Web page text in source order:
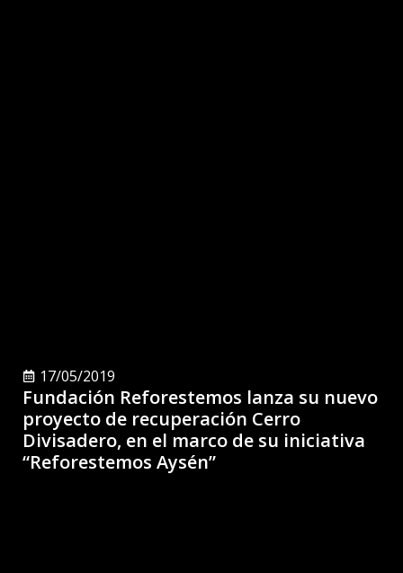
17/05/2019
Fundación Reforestemos lanza su nuevo
proyecto de recuperación Cerro
Divisadero, en el marco de su iniciativa
“Reforestemos Aysén”